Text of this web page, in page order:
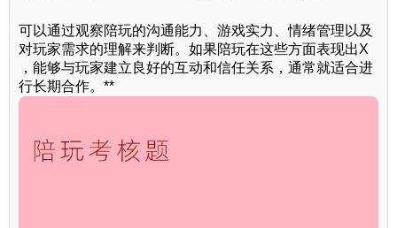
可以通过观察陪玩的沟通能力、游戏实力、情绪管理以及
对玩家需求的理解来判断。如果陪玩在这些方面表现出X
，能够与玩家建立良好的互动和信任关系，通常就适合进
行长期合作。**